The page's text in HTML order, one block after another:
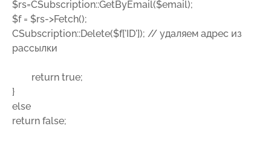
$rs=CSubscription::GetByEmail($email);
$f = $rs->Fetch();
CSubscription::Delete($f['ID']); // удаляем адрес из
рассылки
return true;
}
else
return false;